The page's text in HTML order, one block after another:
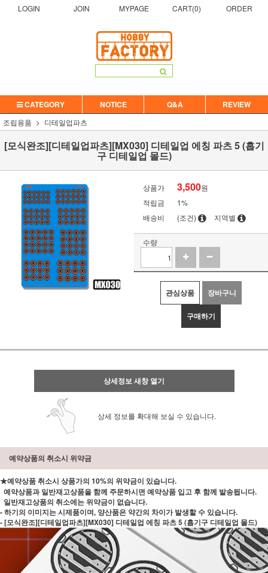
LOGIN JOIN MYPAGE CART(0) ORDER
CATEGORY NOTICE Q&A REVIEW
조립용품 디테일업파츠
[모식완조][디테일업파츠][MX030] 디테일업 에칭 파츠 5 (흡기
구 디테일업 몰드)
상품가 3,500원
적립금
1%
배송비
(조건) 지역별
수량
관심상품 장바구니
구매하기
상세정보 새창 열기
상세 정보를 확대해 보실 수 있습니다.
예약상품의 취소시 위약금
★예약상품 취소시 상품가의 10%의 위약금이 있습니다.
예약상품과 일반재고상품을 함께 주문하시면 예약상품 입고 후 함께 발송됩니다.
일반재고상품의 취소에는 위약금이 없습니다.
- 하기의 이미지는 시제품이며, 양산품은 약간의 차이가 발생할 수 있습니다.
- [모식완조][디테일업파츠][MX030] 디테일업 에칭 파츠 5 (흡기구 디테일업 몰드)